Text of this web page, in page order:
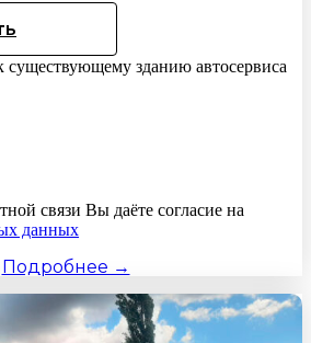
существующему зданию автосервиса
связи Вы даёте согласие на
данных
Подробнее →